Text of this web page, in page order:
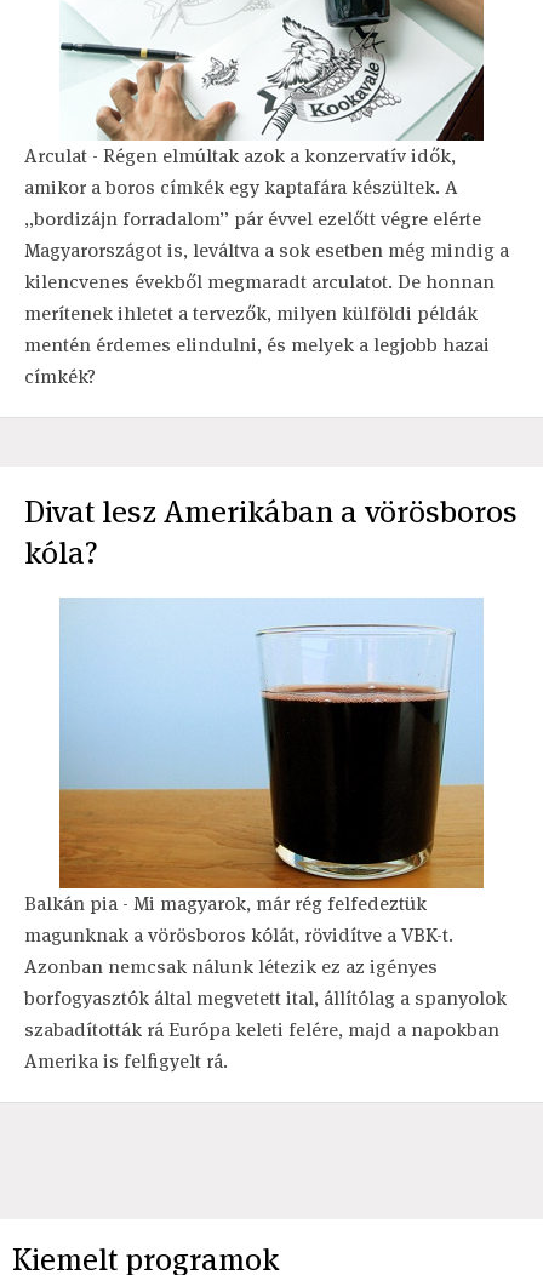
Arculat - Régen elmúltak azok a konzervatív idők,
amikor a boros címkék egy kaptafára készültek. A
„bordizájn forradalom” pár évvel ezelőtt végre elérte
Magyarországot is, leváltva a sok esetben még mindig a
kilencvenes évekből megmaradt arculatot. De honnan
merítenek ihletet a tervezők, milyen külföldi példák
mentén érdemes elindulni, és melyek a legjobb hazai
címkék?
Divat lesz Amerikában a vörösboros
kóla?
Balkán pia - Mi magyarok, már rég felfedeztük
magunknak a vörösboros kólát, rövidítve a VBK-t.
Azonban nemcsak nálunk létezik ez az igényes
borfogyasztók által megvetett ital, állítólag a spanyolok
szabadították rá Európa keleti felére, majd a napokban
Amerika is felfigyelt rá.
Kiemelt programok